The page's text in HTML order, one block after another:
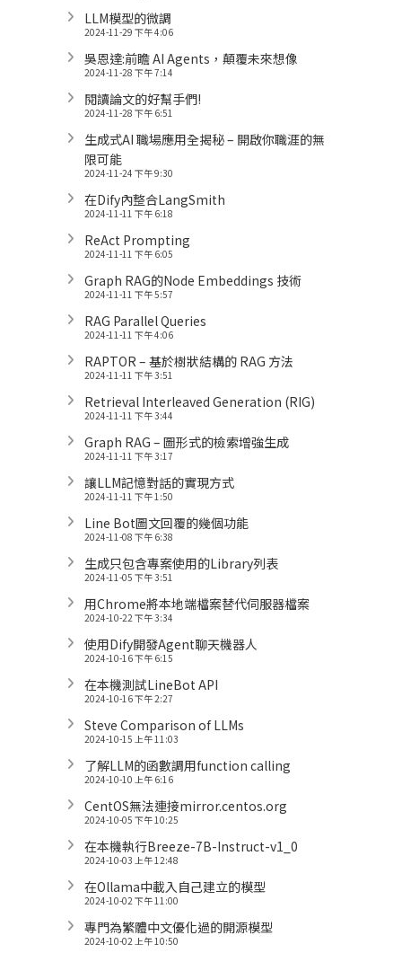
LLM模型的微調
2024-11-29 下午 4:06
吳恩達:前瞻 AI Agents，顛覆未來想像
2024-11-28 下午 7:14
閱讀論文的好幫手們!
2024-11-28 下午 6:51
生成式AI 職場應用全揭秘 – 開啟你職涯的無
限可能
2024-11-24 下午 9:30
在Dify內整合LangSmith
2024-11-11 下午 6:18
ReAct Prompting
2024-11-11 下午 6:05
Graph RAG的Node Embeddings 技術
2024-11-11 下午 5:57
RAG Parallel Queries
2024-11-11 下午 4:06
RAPTOR – 基於樹狀結構的 RAG 方法
2024-11-11 下午 3:51
Retrieval Interleaved Generation (RIG)
2024-11-11 下午 3:44
Graph RAG – 圖形式的檢索增強生成
2024-11-11 下午 3:17
讓LLM記憶對話的實現方式
2024-11-11 下午 1:50
Line Bot圖文回覆的幾個功能
2024-11-08 下午 6:38
生成只包含專案使用的Library列表
2024-11-05 下午 3:51
用Chrome將本地端檔案替代伺服器檔案
2024-10-22 下午 3:34
使用Dify開發Agent聊天機器人
2024-10-16 下午 6:15
在本機測試LineBot API
2024-10-16 下午 2:27
Steve Comparison of LLMs
2024-10-15 上午 11:03
了解LLM的函數調用function calling
2024-10-10 上午 6:16
CentOS無法連接mirror.centos.org
2024-10-05 下午 10:25
在本機執行Breeze-7B-Instruct-v1_0
2024-10-03 上午 12:48
在Ollama中載入自己建立的模型
2024-10-02 下午 11:00
專門為繁體中文優化過的開源模型
2024-10-02 上午 10:50